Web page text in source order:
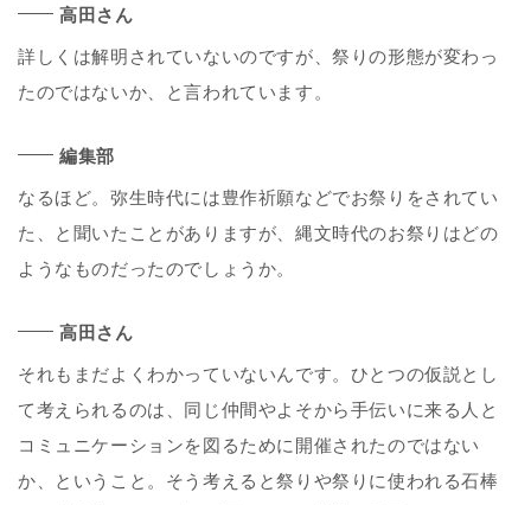
高田さん
詳しくは解明されていないのですが、祭りの形態が変わっ
たのではないか、と言われています。
編集部
なるほど。弥生時代には豊作祈願などでお祭りをされてい
た、と聞いたことがありますが、縄文時代のお祭りはどの
ようなものだったのでしょうか。
高田さん
それもまだよくわかっていないんです。ひとつの仮説とし
て考えられるのは、同じ仲間やよそから手伝いに来る人と
コミュニケーションを図るために開催されたのではない
か、ということ。そう考えると祭りや祭りに使われる石棒